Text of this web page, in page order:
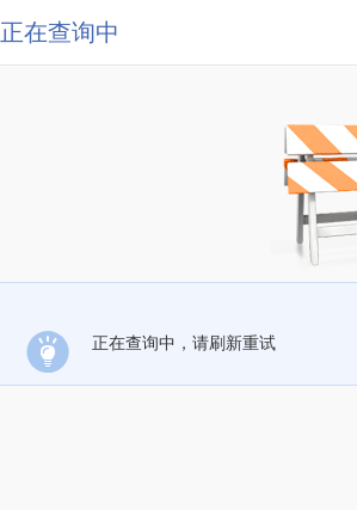
正在查询中
正在查询中，请刷新重试